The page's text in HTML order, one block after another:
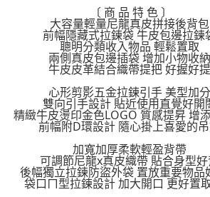
3.完整用戶服務條
【注意事項】
１．透過由恩沛
交易，需依本服
求債權轉讓予恩
２．關於個人資
https://aftee.tw/
３．未成年的使
「AFTEE先享後
任。
即時審查核予不
結果請求用戶進行
５．嚴禁一人註
形，恩沛科技股
免運費
〔 商 品 特 色 〕
大容量輕量尼龍真皮拼接後背包
前幅隱藏式拉鍊袋 牛皮包邊拉鍊
聰明分類收入物品 輕鬆置取
兩側真皮包邊插袋 增加小物收納
牛皮皮革結合織帶提把 好握好提
心形剪影五金拉鍊引手 美型加分
雙向引手設計 貼近使用直覺好開
精緻牛皮燙印金色LOGO 質感提昇 增
前幅附D環設計 隨心掛上喜愛的
加寬加厚柔軟輕盈背帶
可調節尼龍x真皮織帶 貼合身型好
後幅獨立拉鍊防盜外袋 置放重要物品
袋口ㄇ型拉鍊設計 加大開口 更好置